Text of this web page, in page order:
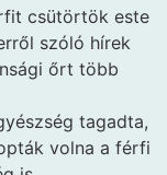
csütörtök este
szóló hírek
őrt több
tagadta,
volna a férfi